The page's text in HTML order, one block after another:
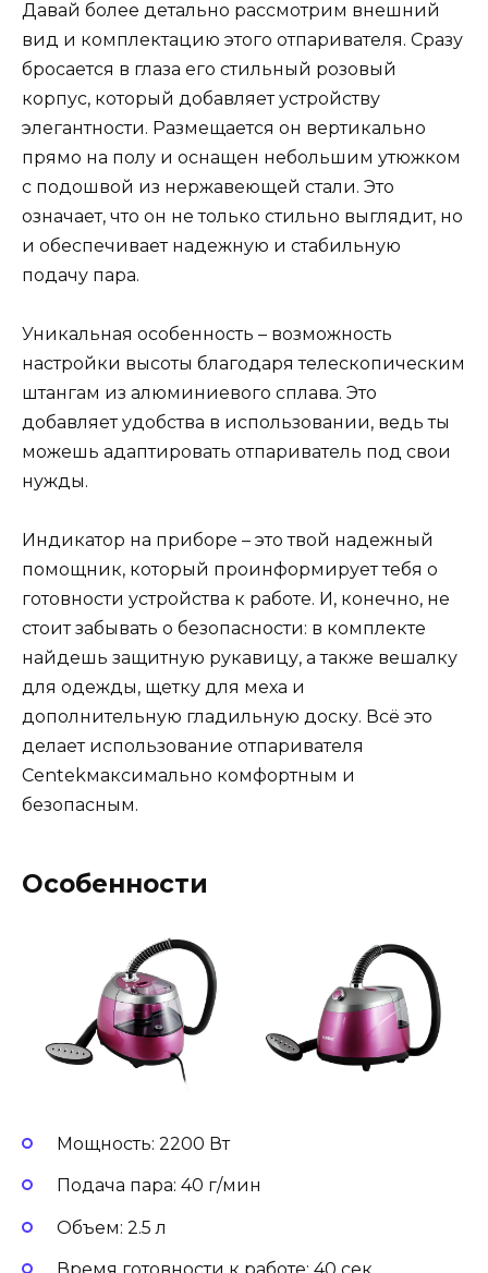
Давай более детально рассмотрим внешний
вид и комплектацию этого отпаривателя. Сразу
бросается в глаза его стильный розовый
корпус, который добавляет устройству
элегантности. Размещается он вертикально
прямо на полу и оснащен небольшим утюжком
с подошвой из нержавеющей стали. Это
означает, что он не только стильно выглядит, но
и обеспечивает надежную и стабильную
подачу пара.
Уникальная особенность – возможность
настройки высоты благодаря телескопическим
штангам из алюминиевого сплава. Это
добавляет удобства в использовании, ведь ты
можешь адаптировать отпариватель под свои
нужды.
Индикатор на приборе – это твой надежный
помощник, который проинформирует тебя о
готовности устройства к работе. И, конечно, не
стоит забывать о безопасности: в комплекте
найдешь защитную рукавицу, а также вешалку
для одежды, щетку для меха и
дополнительную гладильную доску. Всё это
делает использование отпаривателя
Centekмаксимально комфортным и
безопасным.
Особенности
Мощность: 2200 Вт
Подача пара: 40 г/мин
Объем: 2.5 л